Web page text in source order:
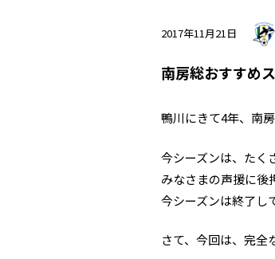
2017年11月21日
南房総おすすめ
鴨川にきて4年、南
今シーズンは、たく
みなさまの声援に後
今シーズンは終了し
さて、今回は、完全